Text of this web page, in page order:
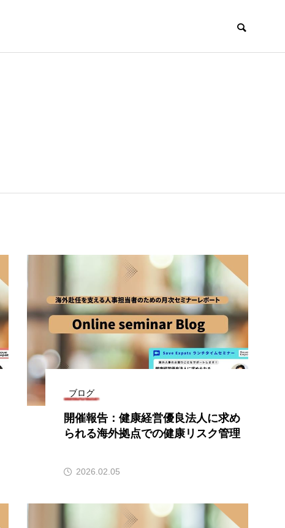
ブログ
開催報告：健康経営優良法人に求め
られる海外拠点での健康リスク管理
2026.02.05